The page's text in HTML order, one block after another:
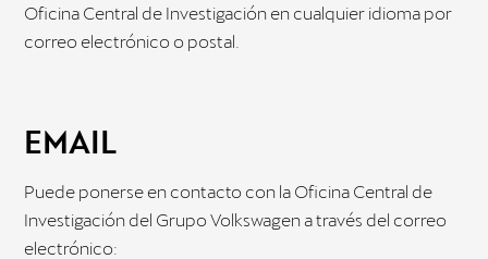
Oficina Central de Investigación en cualquier idioma por
correo electrónico o postal.
EMAIL
Puede ponerse en contacto con la Oficina Central de
Investigación del Grupo Volkswagen a través del correo
electrónico: